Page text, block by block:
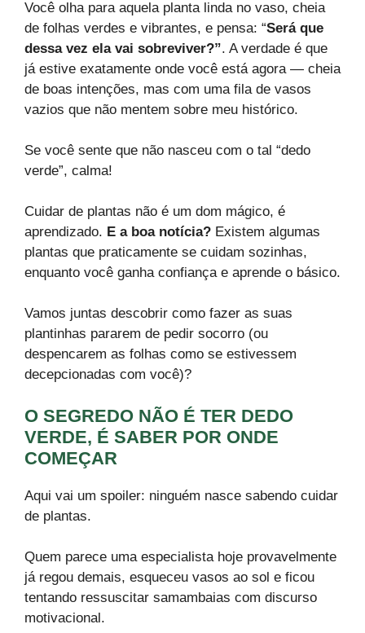
Você olha para aquela planta linda no vaso, cheia
de folhas verdes e vibrantes, e pensa: “Será que
dessa vez ela vai sobreviver?”. A verdade é que
já estive exatamente onde você está agora — cheia
de boas intenções, mas com uma fila de vasos
vazios que não mentem sobre meu histórico.
Se você sente que não nasceu com o tal “dedo
verde”, calma!
Cuidar de plantas não é um dom mágico, é
aprendizado. E a boa notícia? Existem algumas
plantas que praticamente se cuidam sozinhas,
enquanto você ganha confiança e aprende o básico.
Vamos juntas descobrir como fazer as suas
plantinhas pararem de pedir socorro (ou
despencarem as folhas como se estivessem
decepcionadas com você)?
O SEGREDO NÃO É TER DEDO
VERDE, É SABER POR ONDE
COMEÇAR
Aqui vai um spoiler: ninguém nasce sabendo cuidar
de plantas.
Quem parece uma especialista hoje provavelmente
já regou demais, esqueceu vasos ao sol e ficou
tentando ressuscitar samambaias com discurso
motivacional.